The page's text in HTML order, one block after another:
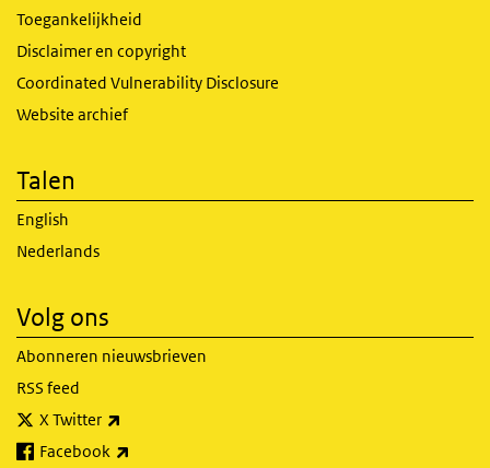
Toegankelijkheid
Disclaimer en copyright
Coordinated Vulnerability Disclosure
Website archief
Talen
English
Nederlands
Volg ons
Abonneren nieuwsbrieven
RSS feed
X Twitter
Facebook